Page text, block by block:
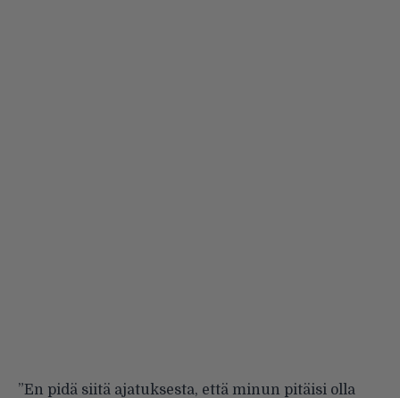
”En pidä siitä ajatuksesta, että minun pitäisi olla